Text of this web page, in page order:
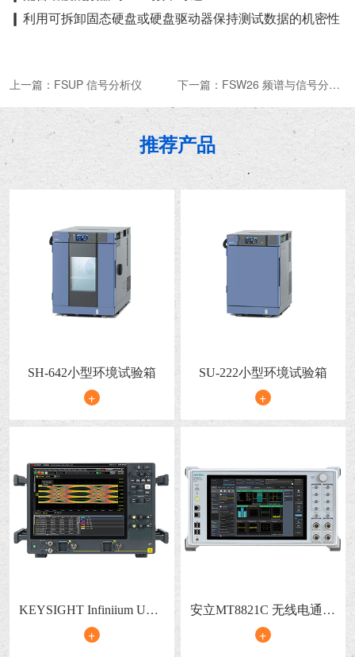
利用可拆卸固态硬盘或硬盘驱动器保持测试数据的机密性
上一篇： FSUP 信号分析仪 下一篇： FSW26 频谱与信号分析仪
推荐产品
SH-642小型环境试验箱
+
SU-222小型环境试验箱
+
KEYSIGHT Infiniium UXR
系列实时示波器
+
安立MT8821C 无线电通信
分析仪
+